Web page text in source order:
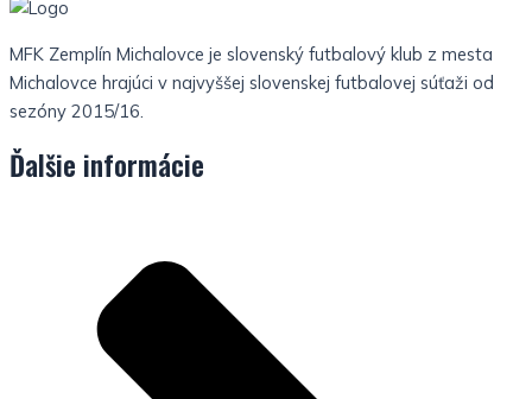
MFK Zemplín Michalovce je slovenský futbalový klub z mesta
Michalovce hrajúci v najvyššej slovenskej futbalovej súťaži od
sezóny 2015/16.
Ďalšie informácie